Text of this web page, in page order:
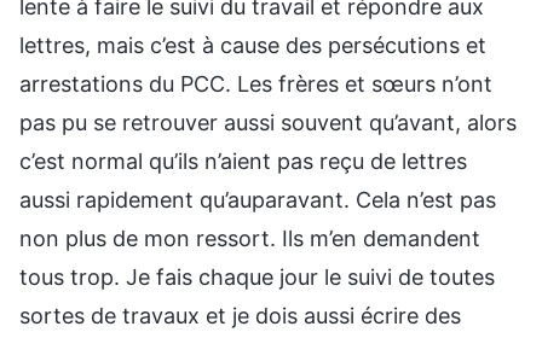
lente à faire le suivi du travail et répondre aux
lettres, mais c’est à cause des persécutions et
arrestations du PCC. Les frères et sœurs n’ont
pas pu se retrouver aussi souvent qu’avant, alors
c’est normal qu’ils n’aient pas reçu de lettres
aussi rapidement qu’auparavant. Cela n’est pas
non plus de mon ressort. Ils m’en demandent
tous trop. Je fais chaque jour le suivi de toutes
sortes de travaux et je dois aussi écrire des